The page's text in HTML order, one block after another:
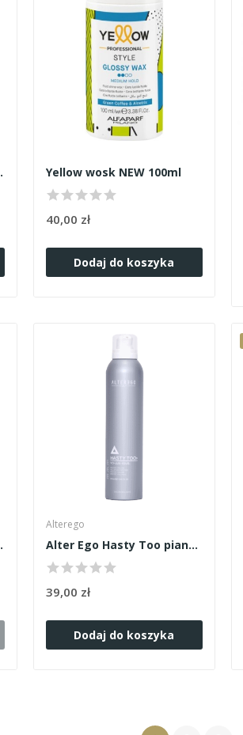
500ml Yellow wosk NEW 100ml
40,00 zł
Dodaj do koszyka
500ml
Alterego
Alter Ego Hasty Too pianka na objętość 250ml
39,00 zł
Dodaj do koszyka